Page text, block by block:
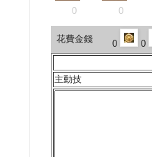
0 0
花費金錢 0 0
主動技